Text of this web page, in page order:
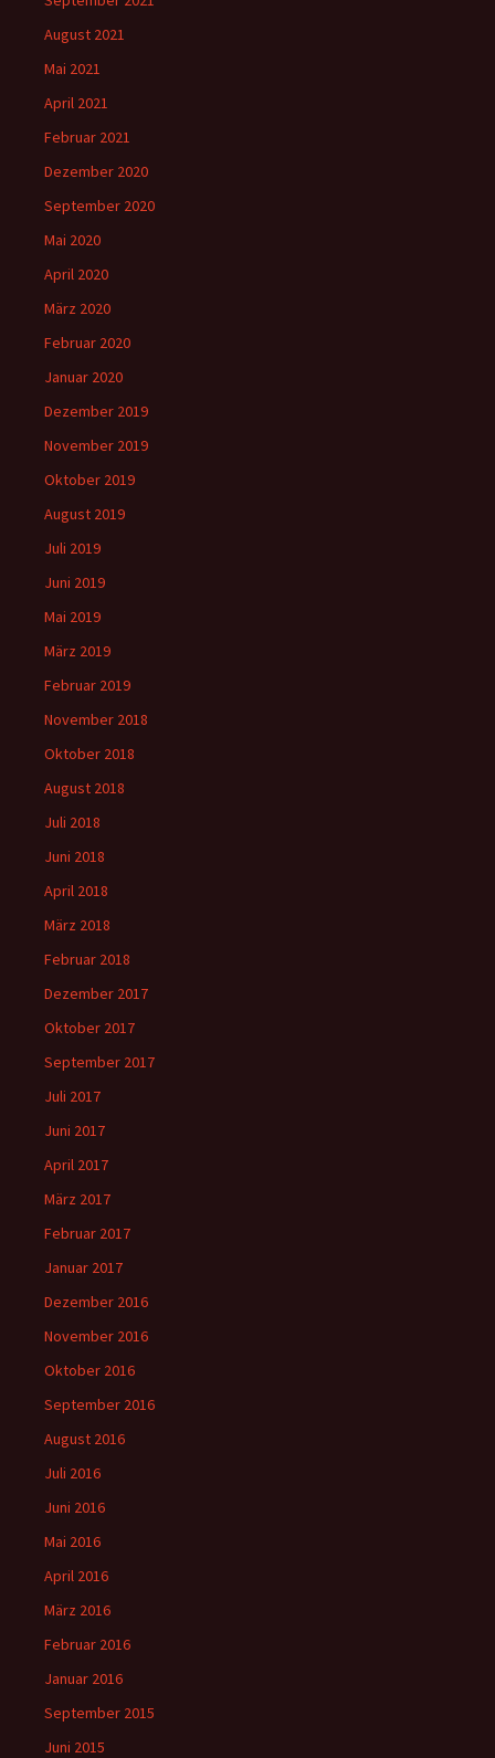
August 2021
Mai 2021
April 2021
Februar 2021
Dezember 2020
September 2020
Mai 2020
April 2020
März 2020
Februar 2020
Januar 2020
Dezember 2019
November 2019
Oktober 2019
August 2019
Juli 2019
Juni 2019
Mai 2019
März 2019
Februar 2019
November 2018
Oktober 2018
August 2018
Juli 2018
Juni 2018
April 2018
März 2018
Februar 2018
Dezember 2017
Oktober 2017
September 2017
Juli 2017
Juni 2017
April 2017
März 2017
Februar 2017
Januar 2017
Dezember 2016
November 2016
Oktober 2016
September 2016
August 2016
Juli 2016
Juni 2016
Mai 2016
April 2016
März 2016
Februar 2016
Januar 2016
September 2015
Juni 2015